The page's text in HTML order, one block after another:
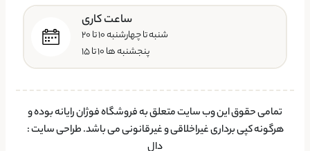
ساعت کاری
شنبه تا چهارشنبه ۱۰ تا ۲۰
پنجشنبه ها ۱۰ تا ۱۵
تمامی حقوق این وب سایت متعلق به فروشگاه فوژان رایانه بوده و
هرگونه کپی برداری غیراخلاقی و غیرقانونی می باشد.طراحی سایت:
دال